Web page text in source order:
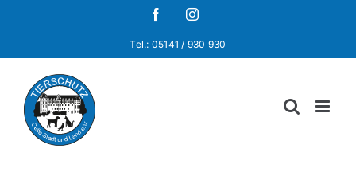
FacebookInstagram
Tel.: 05141 / 930 930